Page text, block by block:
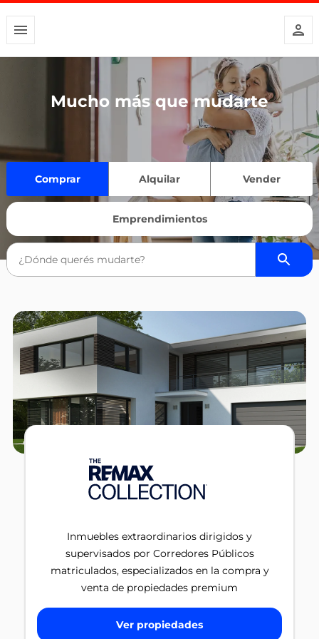
Mucho más que mudarte
Comprar Alquilar Vender
Emprendimientos
Inmuebles extraordinarios dirigidos y
supervisados por Corredores Públicos
matriculados, especializados en la compra y
venta de propiedades premium
Ver propiedades